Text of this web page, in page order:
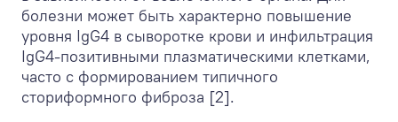
болезни может быть характерно повышение
уровня IgG4 в сыворотке крови и инфильтрация
IgG4-позитивными плазматическими клетками,
часто с формированием типичного
сториформного фиброза [2].